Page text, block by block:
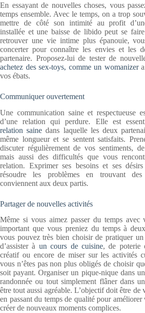
En essayant de nouvelles choses, vous
temps ensemble. Avec le temps, on a trop
mettre de côté son intimité au profit
installée et une baisse de libido peut se
retrouver une vie intime plus épanouie,
concerter pour connaître les envies et les
partenaire. Proposez-lui de tester de
achetez des sex-toys, comme un womanizer
vos ébats.
Communiquer ouvertement
Une communication saine et respectueuse
d’une relation qui perdure. Elle est
relation saine dans laquelle les deux
même longueur et se sentent satisfaits.
discuter régulièrement de vos sentiments,
mais aussi des difficultés que vous
relation. Exprimer ses besoins et ses
résoudre les problèmes en trouvant
conviennent aux deux partis.
Partager de nouvelles activités
Même si vous aimez passer du temps avec
important que vous preniez du temps à
vous pouvez très bien choisir de pratiquer un
d’assister à un cours de cuisine, de poterie
créatif ou encore de miser sur les activités
vous n’êtes pas non plus obligés de choisir
soit payant. Organiser un pique-nique dans
randonnée ou tout simplement flâner dans
être tout aussi agréable. L’objectif doit être de
en passant du temps de qualité pour
créer de nouveaux moments complices.